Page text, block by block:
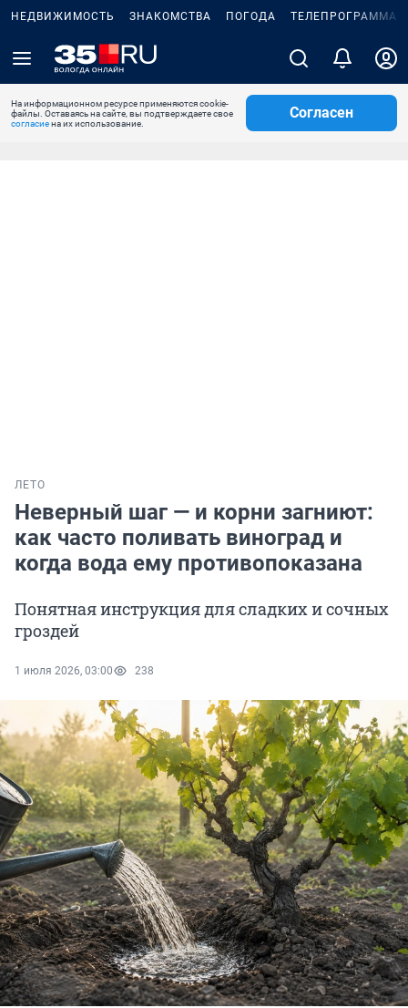
НЕДВИЖИМОСТЬ ЗНАКОМСТВА ПОГОДА ТЕЛЕПРОГРАММА
На информационном ресурсе применяются cookie-
файлы. Оставаясь на сайте, вы подтверждаете свое
согласиена их использование.
Согласен
ЛЕТО
Неверный шаг — и корни загниют:
как часто поливать виноград и
когда вода ему противопоказана
Понятная инструкция для сладких и сочных
гроздей
1 июля 2026, 03:00 238